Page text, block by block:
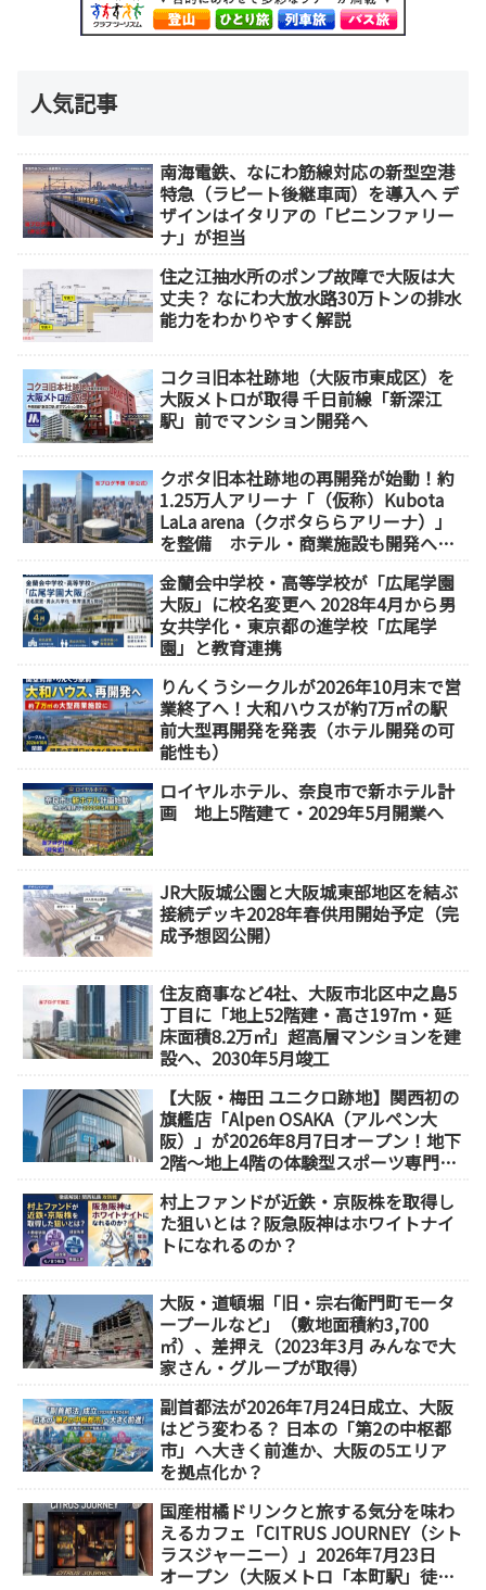
人気記事
南海電鉄、なにわ筋線対応の新型空港
特急（ラピート後継車両）を導入へ デ
ザインはイタリアの「ピニンファリー
ナ」が担当
住之江抽水所のポンプ故障で大阪は大
丈夫？ なにわ大放水路30万トンの排水
能力をわかりやすく解説
コクヨ旧本社跡地（大阪市東成区）を
大阪メトロが取得 千日前線「新深江
駅」前でマンション開発へ
クボタ旧本社跡地の再開発が始動！約
1.25万人アリーナ「（仮称）Kubota
LaLa arena（クボタららアリーナ）」
を整備 ホテル・商業施設も開発へ
金蘭会中学校・高等学校が「広尾学園
大阪」に校名変更へ 2028年4月から男
女共学化・東京都の進学校「広尾学
園」と教育連携
りんくうシークルが2026年10月末で営
業終了へ！大和ハウスが約7万㎡の駅
前大型再開発を発表（ホテル開発の可
能性も）
ロイヤルホテル、奈良市で新ホテル計
画 地上5階建て・2029年5月開業へ
JR大阪城公園と大阪城東部地区を結ぶ
接続デッキ2028年春供用開始予定（完
成予想図公開）
住友商事など4社、大阪市北区中之島5
丁目に「地上52階建・高さ197ｍ・延
床面積8.2万㎡」超高層マンションを建
設へ、2030年5月竣工
【大阪・梅田 ユニクロ跡地】関西初の
旗艦店「Alpen OSAKA（アルペン大
阪）」が2026年8月7日オープン！地下
2階～地上4階の体験型スポーツ専門店
村上ファンドが近鉄・京阪株を取得し
た狙いとは？阪急阪神はホワイトナイ
トになれるのか？
大阪・道頓堀「旧・宗右衛門町モータ
ープールなど」（敷地面積約3,700
㎡）、差押え（2023年3月 みんなで大
家さん・グループが取得）
副首都法が2026年7月24日成立、大阪
はどう変わる？ 日本の「第2の中枢都
市」へ大きく前進か、大阪の5エリア
を拠点化か？
国産柑橘ドリンクと旅する気分を味わ
えるカフェ「CITRUS JOURNEY（シト
ラスジャーニー）」2026年7月23日
オープン（大阪メトロ「本町駅」徒歩